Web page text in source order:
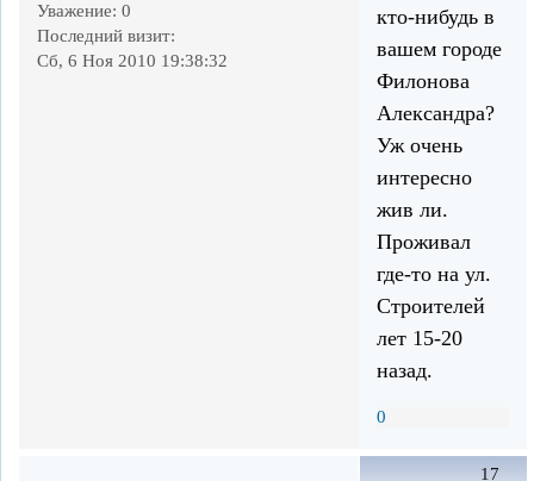
Уважение: 0
Последний визит:
Сб, 6 Ноя 2010 19:38:32
кто-нибудь в
вашем городе
Филонова
Александра?
Уж очень
интересно
жив ли.
Проживал
где-то на ул.
Строителей
лет 15-20
назад.
0
17